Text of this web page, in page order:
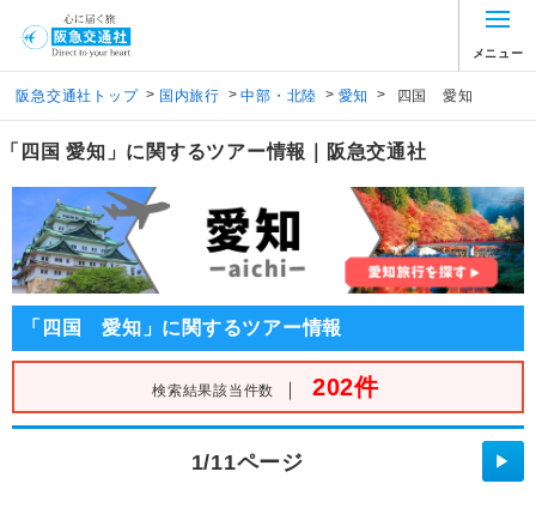
メニュー
阪急交通社トップ > 国内旅行 > 中部・北陸 > 愛知 > 四国 愛知
「四国 愛知」に関するツアー情報｜阪急交通社
「四国 愛知」に関するツアー情報
検索結果該当件数 ｜ 202件
1/11ページ ▶